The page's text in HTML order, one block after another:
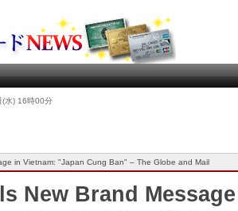
(水) 16時00分
in Vietnam: "Japan Cung Ban" – The Globe and Mail
New Brand